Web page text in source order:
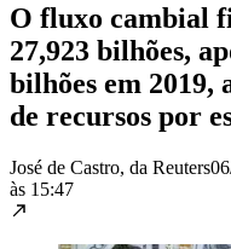
O fluxo cambial
27,923 bilhões,
bilhões em 2019,
de recursos por
José de Castro, da Reuters
às 15:47